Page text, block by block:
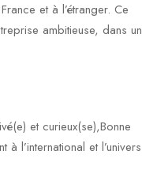
et à l’étranger. Ce
ambitieuse, dans un
et curieux(se),Bonne
l’international et l’univers